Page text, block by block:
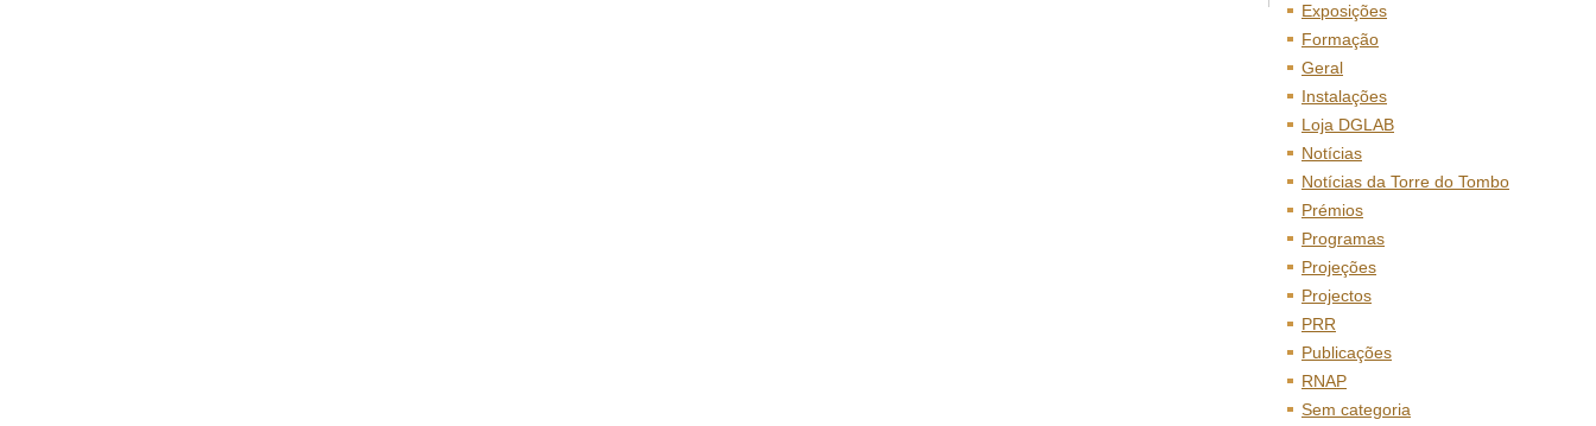
Exposições
Formação
Geral
Instalações
Loja DGLAB
Notícias
Notícias da Torre do Tombo
Prémios
Programas
Projeções
Projectos
PRR
Publicações
RNAP
Sem categoria